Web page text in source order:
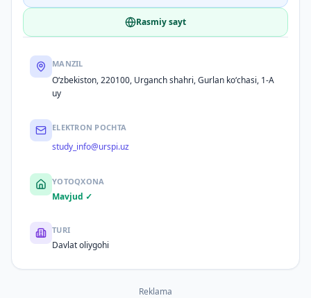
Rasmiy sayt
MANZIL
Oʻzbekiston, 220100, Urganch shahri, Gurlan koʻchasi, 1-A
uy
ELEKTRON POCHTA
study_info@urspi.uz
YOTOQXONA
Mavjud ✓
TURI
Davlat oliygohi
Reklama